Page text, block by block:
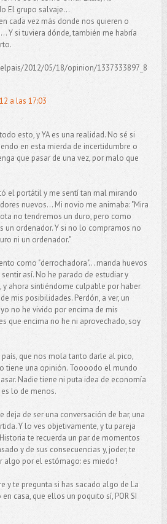
El grupo salvaje...
cada vez más donde nos quieren o
Y si tuviera dónde, también me habría
2012/05/18/opinion/1337333897_8
a las 17:03
esto, y YA es una realidad. No sé si
en esta mierda de incertidumbre o
que pasar de una vez, por malo que
el portátil y me sentí tan mal mirando
nuevos... Mi novio me animaba: "Mira
no tendremos un duro, pero como
un ordenador. Y si no lo compramos no
ni un ordenador."
como "derrochadora"... manda huevos
así. No he parado de estudiar y
y ahora sintiéndome culpable por haber
mis posibilidades. Perdón, a ver, un
no he vivido por encima de mis
que encima no he ni aprovechado, soy
país, que nos mola tanto darle al pico,
tiene una opinión. Toooodo el mundo
Nadie tiene ni puta idea de economía
lo de menos.
deja de ser una conversación de bar, una
Y lo ves objetivamente, y tu pareja
te recuerda un par de momentos
y de sus consecuencias y, joder, te
algo por el estómago: es miedo!
y te pregunta si has sacado algo de La
casa, que ellos un poquito sí, POR SI